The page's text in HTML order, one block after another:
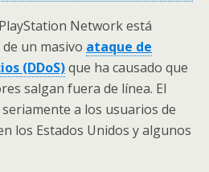
Network está
un masivo ataque de
(DDoS)que ha causado que
salgan fuera de línea. El
a los usuarios de
los Estados Unidos y algunos